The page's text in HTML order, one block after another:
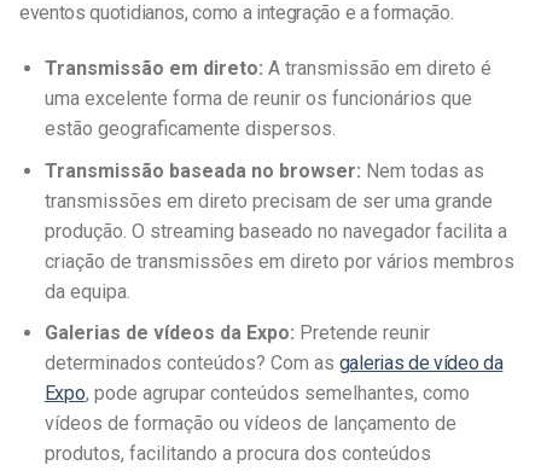
eventos quotidianos, como a integração e a formação.
Transmissão em direto: A transmissão em direto é
uma excelente forma de reunir os funcionários que
estão geograficamente dispersos.
Transmissão baseada no browser: Nem todas as
transmissões em direto precisam de ser uma grande
produção. O streaming baseado no navegador facilita a
criação de transmissões em direto por vários membros
da equipa.
Galerias de vídeos da Expo: Pretende reunir
determinados conteúdos? Com as galerias de vídeo da
Expo, pode agrupar conteúdos semelhantes, como
vídeos de formação ou vídeos de lançamento de
produtos, facilitando a procura dos conteúdos